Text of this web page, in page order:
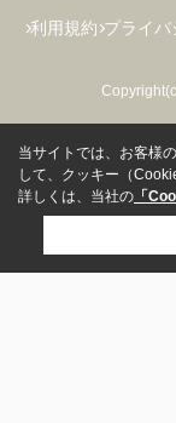
利用規約 プライバ
当サイトでは、お客様
して、クッキー（
詳しくは、当社の 「